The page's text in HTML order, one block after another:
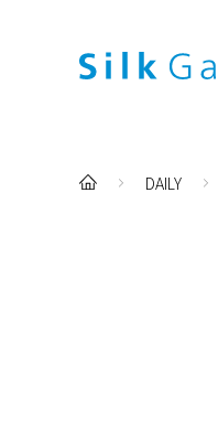
DAILY